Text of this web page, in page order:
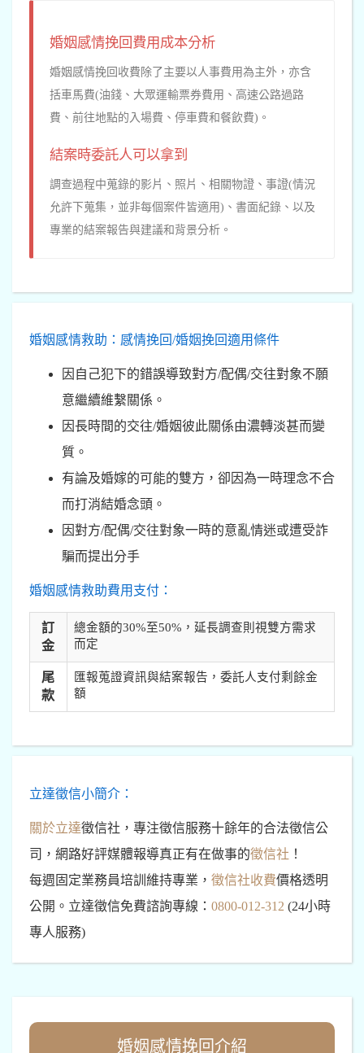
婚姻感情挽回費用成本分析
婚姻感情挽回收費除了主要以人事費用為主外，亦含
括車馬費(油錢、大眾運輸票券費用、高速公路過路
費、前往地點的入場費、停車費和餐飲費)。
結案時委託人可以拿到
調查過程中蒐錄的影片、照片、相關物證、事證(情況
允許下蒐集，並非每個案件皆適用)、書面紀錄、以及
專業的結案報告與建議和背景分析。
婚姻感情救助：感情挽回/婚姻挽回適用條件
因自己犯下的錯誤導致對方/配偶/交往對象不願
意繼續維繫關係。
因長時間的交往/婚姻彼此關係由濃轉淡甚而變
質。
有論及婚嫁的可能的雙方，卻因為一時理念不合
而打消結婚念頭。
因對方/配偶/交往對象一時的意亂情迷或遭受詐
騙而提出分手
婚姻感情救助費用支付：
訂
金
總金額的30%至50%，延長調查則視雙方需求
而定
尾
款
匯報蒐證資訊與結案報告，委託人支付剩餘金
額
立達徵信小簡介：
關於立達徵信社，專注徵信服務十餘年的合法徵信公
司，網路好評媒體報導真正有在做事的徵信社 ！
每週固定業務員培訓維持專業， 徵信社收費價格透明
公開。立達徵信免費諮詢專線： 0800-012-312 (24小時
專人服務)
婚姻感情挽回介紹